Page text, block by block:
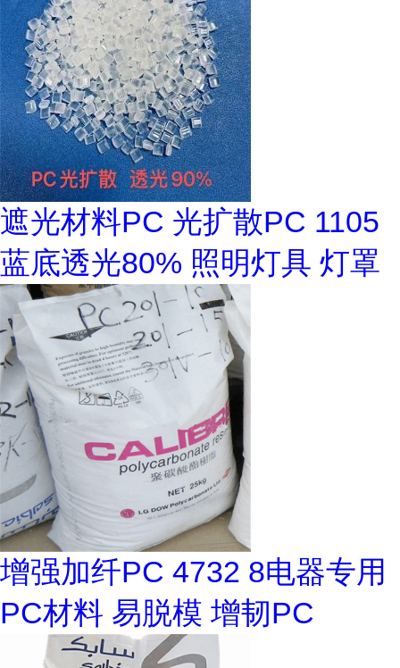
遮光材料PC 光扩散PC 1105
蓝底透光80% 照明灯具 灯罩
增强加纤PC 4732 8电器专用
PC材料 易脱模 增韧PC